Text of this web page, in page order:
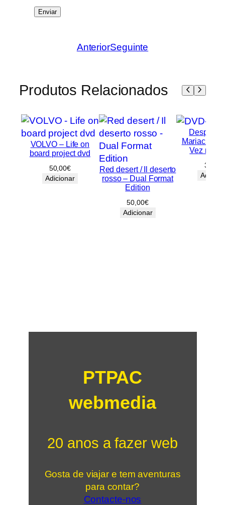
AnteriorSeguinte
Produtos Relacionados
VOLVO – Life on
board project dvd
50,00€
Adicionar
Red desert / Il deserto
rosso – Dual Format
Edition
50,00€
Adicionar
Mariachi /
Vez no
30,00
PTPAC
webmedia
20 anos a fazer web
Gosta de viajar e tem aventuras
para contar?
Contacte-nos